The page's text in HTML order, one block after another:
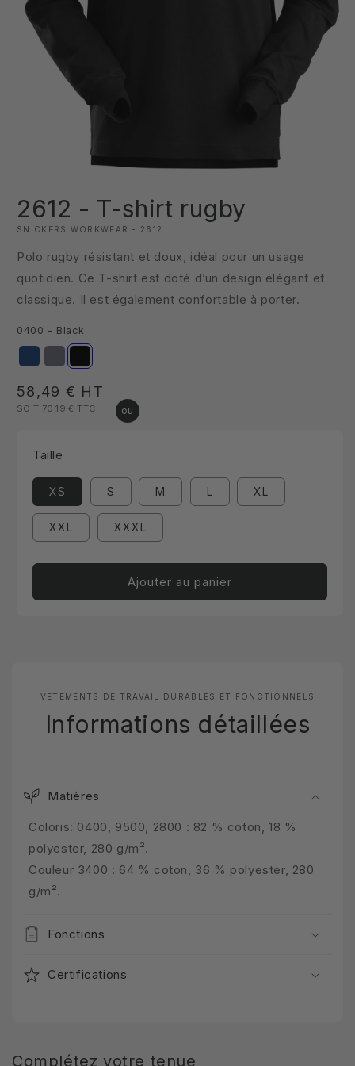
média
1
dans
fenêtre
modale
2612 - T-shirt rugby
SNICKERS WORKWEAR - 2612
Polo rugby résistant et doux, idéal pour un usage
quotidien. Ce T-shirt est doté d’un design élégant et
classique. Il est également confortable à porter.
0400 - Black
Prix
habituel
58,49 € HT
SOIT 70,19 €TTC
Taille
XS S M L XL
XXL XXXL
Ajouter au panier
VÊTEMENTS DE TRAVAIL DURABLES ET FONCTIONNELS
Informations détaillées
Matières
Coloris: 0400, 9500, 2800 : 82 % coton, 18 %
polyester, 280 g/m².
Couleur 3400 : 64 % coton, 36 % polyester, 280
g/m².
Fonctions
Certifications
Complétez votre tenue